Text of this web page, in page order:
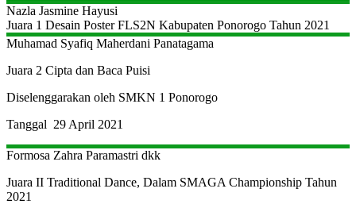
Nazla Jasmine Hayusi
Juara 1 Desain Poster FLS2N Kabupaten Ponorogo Tahun 2021
Muhamad Syafiq Maherdani Panatagama
Juara 2 Cipta dan Baca Puisi
Diselenggarakan oleh SMKN 1 Ponorogo
Tanggal 29 April 2021
Formosa Zahra Paramastri dkk
Juara II Traditional Dance, Dalam SMAGA Championship Tahun
2021